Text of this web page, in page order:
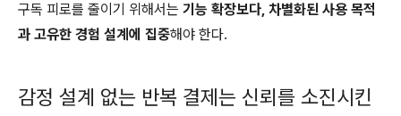
구독 피로를 줄이기 위해서는 기능 확장보다, 차별화된 사용 목적
과 고유한 경험 설계에 집중해야 한다.
감정 설계 없는 반복 결제는 신뢰를 소진시킨